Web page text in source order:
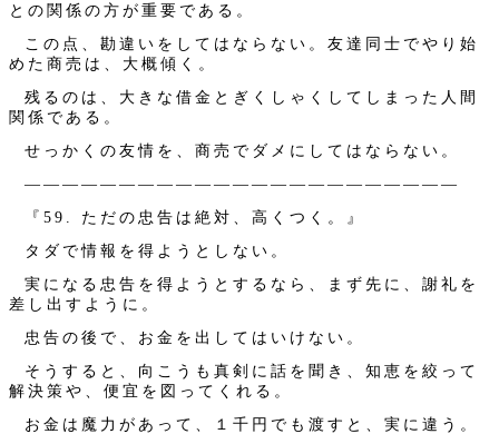
との関係の方が重要である。
この点、勘違いをしてはならない。友達同士でやり始
めた商売は、大概傾く。
残るのは、大きな借金とぎくしゃくしてしまった人間
関係である。
せっかくの友情を、商売でダメにしてはならない。
———————————————————————
『59. ただの忠告は絶対、高くつく。』
タダで情報を得ようとしない。
実になる忠告を得ようとするなら、まず先に、謝礼を
差し出すように。
忠告の後で、お金を出してはいけない。
そうすると、向こうも真剣に話を聞き、知恵を絞って
解決策や、便宜を図ってくれる。
お金は魔力があって、１千円でも渡すと、実に違う。